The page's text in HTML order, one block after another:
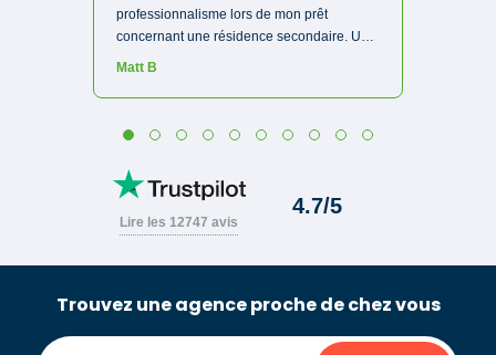
Trouvez une agence proche de chez vous